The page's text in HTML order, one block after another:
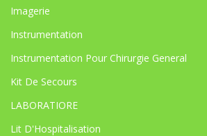
Imagerie
Instrumentation
Instrumentation Pour Chirurgie General
Kit De Secours
LABORATIORE
Lit D'Hospitalisation